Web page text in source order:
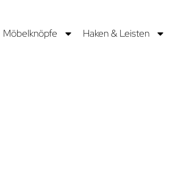
Möbelknöpfe Haken & Leisten